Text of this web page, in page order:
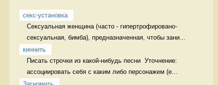
секс-установка
Сексуальная женщина (часто - гипертрофировано-
сексуальная, бимба), предназначенная, чтобы зани...
киннить
Писать строчки из какой-нибудь песни  Уточнение:
ассоциировать себя с каким либо персонажем (е...